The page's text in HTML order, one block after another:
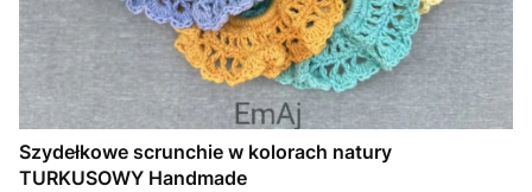
Szydełkowe scrunchie w kolorach natury
TURKUSOWY Handmade